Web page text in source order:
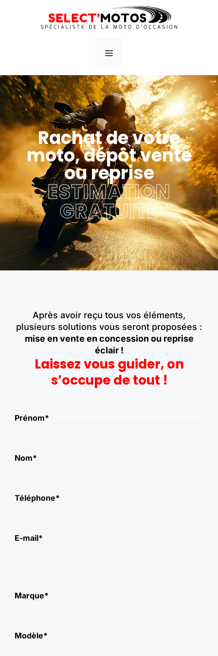
Rachat de votre
moto, dépôt vente
ou reprise
ESTIMATION
GRATUITE
Après avoir reçu tous vos éléments,
plusieurs solutions vous seront proposées :
mise en vente en concession ou reprise
éclair !
Laissez vous guider, on
s’occupe de tout !
Prénom*
Nom*
Téléphone*
E-mail*
Marque*
Modèle*